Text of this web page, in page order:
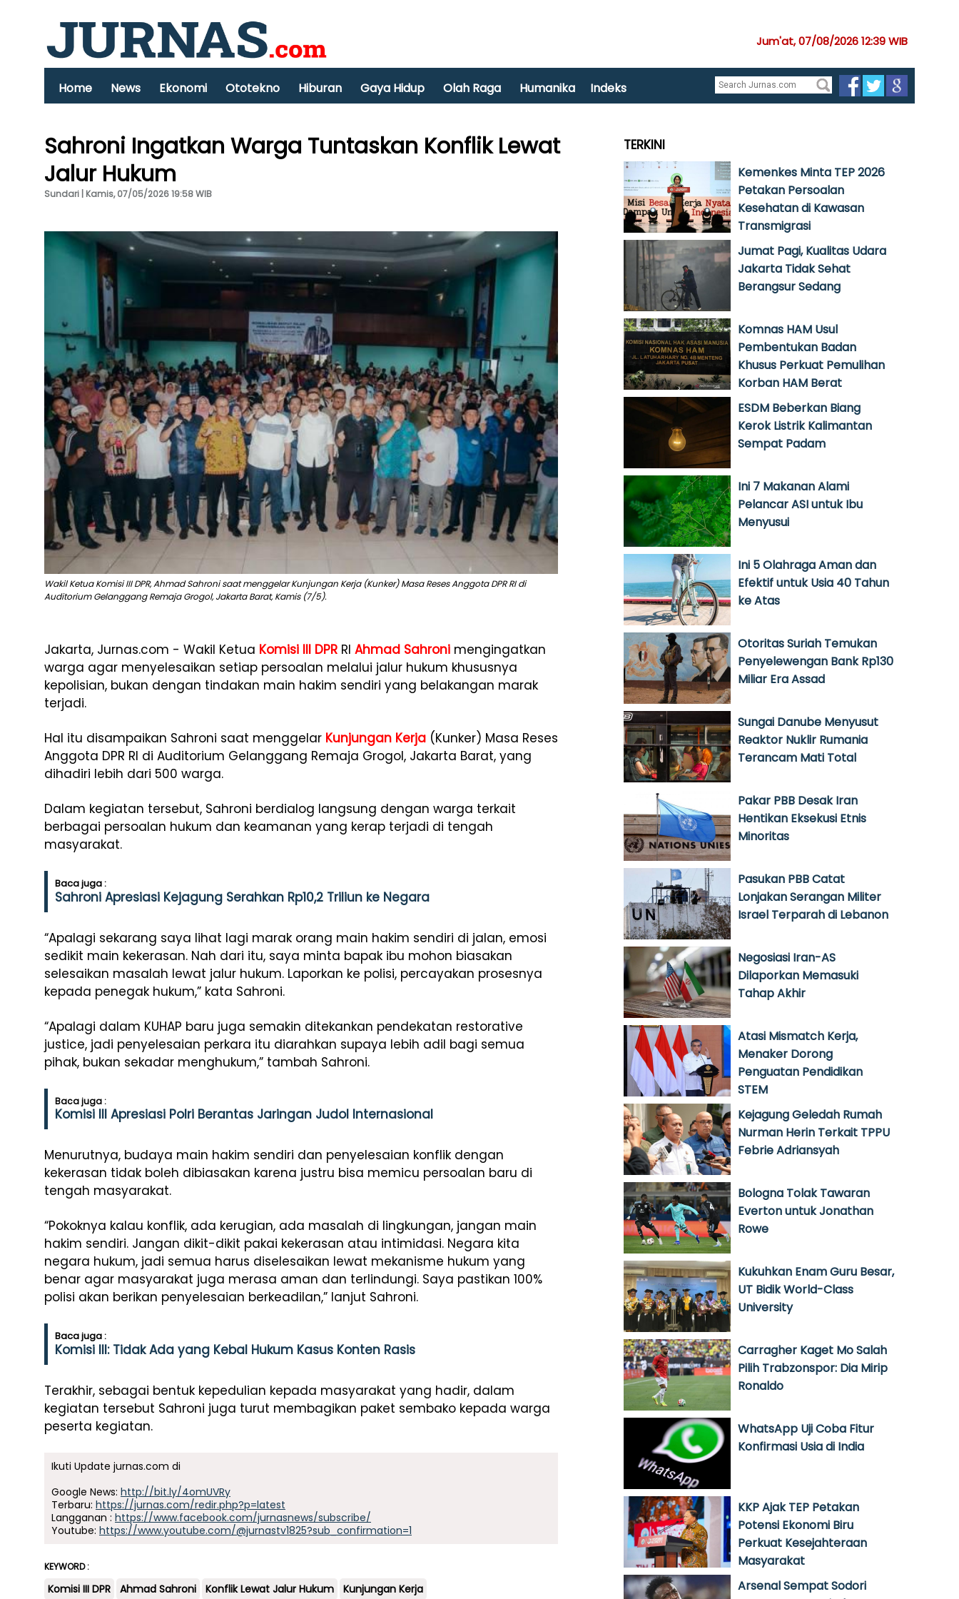
Jum'at, 07/08/2026 12:39 WIB
Home News Ekonomi Ototekno Hiburan Gaya Hidup Olah Raga Humanika Indeks
Sahroni Ingatkan Warga Tuntaskan Konflik Lewat
Jalur Hukum
Sundari | Kamis, 07/05/2026 19:58 WIB
Wakil Ketua Komisi III DPR, Ahmad Sahroni saat menggelar Kunjungan Kerja (Kunker) Masa Reses Anggota DPR RI di
Auditorium Gelanggang Remaja Grogol, Jakarta Barat, Kamis (7/5).
Jakarta, Jurnas.com - Wakil Ketua Komisi III DPR RI Ahmad Sahroni mengingatkan
warga agar menyelesaikan setiap persoalan melalui jalur hukum khususnya
kepolisian, bukan dengan tindakan main hakim sendiri yang belakangan marak
terjadi.
Hal itu disampaikan Sahroni saat menggelar Kunjungan Kerja (Kunker) Masa Reses
Anggota DPR RI di Auditorium Gelanggang Remaja Grogol, Jakarta Barat, yang
dihadiri lebih dari 500 warga.
Dalam kegiatan tersebut, Sahroni berdialog langsung dengan warga terkait
berbagai persoalan hukum dan keamanan yang kerap terjadi di tengah
masyarakat.
Baca juga :
Sahroni Apresiasi Kejagung Serahkan Rp10,2 Triliun ke Negara
“Apalagi sekarang saya lihat lagi marak orang main hakim sendiri di jalan, emosi
sedikit main kekerasan. Nah dari itu, saya minta bapak ibu mohon biasakan
selesaikan masalah lewat jalur hukum. Laporkan ke polisi, percayakan prosesnya
kepada penegak hukum,” kata Sahroni.
“Apalagi dalam KUHAP baru juga semakin ditekankan pendekatan restorative
justice, jadi penyelesaian perkara itu diarahkan supaya lebih adil bagi semua
pihak, bukan sekadar menghukum,” tambah Sahroni.
Baca juga :
Komisi III Apresiasi Polri Berantas Jaringan Judol Internasional
Menurutnya, budaya main hakim sendiri dan penyelesaian konflik dengan
kekerasan tidak boleh dibiasakan karena justru bisa memicu persoalan baru di
tengah masyarakat.
“Pokoknya kalau konflik, ada kerugian, ada masalah di lingkungan, jangan main
hakim sendiri. Jangan dikit-dikit pakai kekerasan atau intimidasi. Negara kita
negara hukum, jadi semua harus diselesaikan lewat mekanisme hukum yang
benar agar masyarakat juga merasa aman dan terlindungi. Saya pastikan 100%
polisi akan berikan penyelesaian berkeadilan,” lanjut Sahroni.
Baca juga :
Komisi III: Tidak Ada yang Kebal Hukum Kasus Konten Rasis
Terakhir, sebagai bentuk kepedulian kepada masyarakat yang hadir, dalam
kegiatan tersebut Sahroni juga turut membagikan paket sembako kepada warga
peserta kegiatan.
Ikuti Update jurnas.com di
Google News: http://bit.ly/4omUVRy
Terbaru: https://jurnas.com/redir.php?p=latest
Langganan : https://www.facebook.com/jurnasnews/subscribe/
Youtube: https://www.youtube.com/@jurnastv1825?sub_confirmation=1
KEYWORD :
Komisi III DPR Ahmad Sahroni Konflik Lewat Jalur Hukum Kunjungan Kerja
TERKINI
Kemenkes Minta TEP 2026
Petakan Persoalan
Kesehatan di Kawasan
Transmigrasi
Jumat Pagi, Kualitas Udara
Jakarta Tidak Sehat
Berangsur Sedang
Komnas HAM Usul
Pembentukan Badan
Khusus Perkuat Pemulihan
Korban HAM Berat
ESDM Beberkan Biang
Kerok Listrik Kalimantan
Sempat Padam
Ini 7 Makanan Alami
Pelancar ASI untuk Ibu
Menyusui
Ini 5 Olahraga Aman dan
Efektif untuk Usia 40 Tahun
ke Atas
Otoritas Suriah Temukan
Penyelewengan Bank Rp130
Miliar Era Assad
Sungai Danube Menyusut
Reaktor Nuklir Rumania
Terancam Mati Total
Pakar PBB Desak Iran
Hentikan Eksekusi Etnis
Minoritas
Pasukan PBB Catat
Lonjakan Serangan Militer
Israel Terparah di Lebanon
Negosiasi Iran-AS
Dilaporkan Memasuki
Tahap Akhir
Atasi Mismatch Kerja,
Menaker Dorong
Penguatan Pendidikan
STEM
Kejagung Geledah Rumah
Nurman Herin Terkait TPPU
Febrie Adriansyah
Bologna Tolak Tawaran
Everton untuk Jonathan
Rowe
Kukuhkan Enam Guru Besar,
UT Bidik World-Class
University
Carragher Kaget Mo Salah
Pilih Trabzonspor: Dia Mirip
Ronaldo
WhatsApp Uji Coba Fitur
Konfirmasi Usia di India
KKP Ajak TEP Petakan
Potensi Ekonomi Biru
Perkuat Kesejahteraan
Masyarakat
Arsenal Sempat Sodori